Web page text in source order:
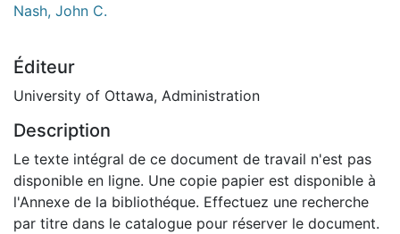
Nash, John C.
Éditeur
University of Ottawa, Administration
Description
Le texte intégral de ce document de travail n'est pas
disponible en ligne. Une copie papier est disponible à
l'Annexe de la bibliothéque. Effectuez une recherche
par titre dans le catalogue pour réserver le document.